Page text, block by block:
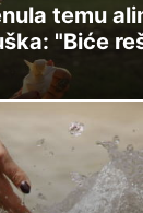
temu
"Biće